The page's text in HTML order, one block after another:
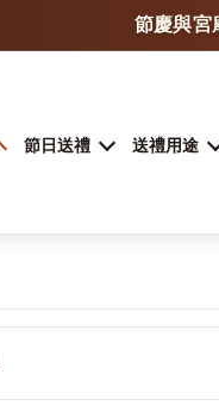
LINE 傳照片
門市自
節日送禮 送禮用途